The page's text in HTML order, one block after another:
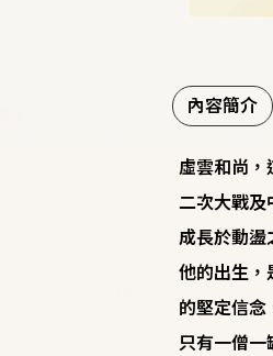
內容簡介
虛雲和尚，
二次大戰及
成長於動盪
他的出生，
的堅定信
只有一僧一